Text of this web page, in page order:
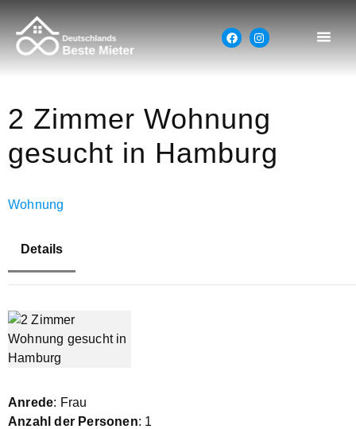
2 Zimmer Wohnung
gesucht in Hamburg
Wohnung
Details
Anrede: Frau
Anzahl der Personen: 1